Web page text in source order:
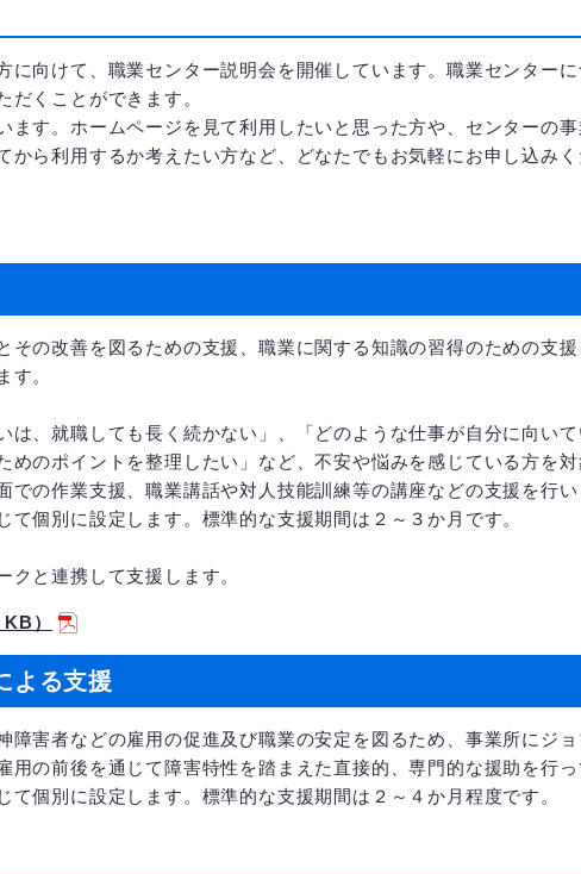
に向けて、職業センター説明会を開催しています。職業センター
くことができます。
ます。ホームページを見て利用したいと思った方や、センターの
から利用するか考えたい方など、どなたでもお気軽にお申し込み
その改善を図るための支援、職業に関する知識の習得のための支
す。
は、就職しても長く続かない」、「どのような仕事が自分に向い
めのポイントを整理したい」など、不安や悩みを感じている方を
での作業支援、職業講話や対人技能訓練等の講座などの支援を行
個別に設定します。標準的な支援期間は２～３か月です。
と連携して支援します。
）
よる支援
障害者などの雇用の促進及び職業の安定を図るため、事業所にジ
用の前後を通じて障害特性を踏まえた直接的、専門的な援助を行
個別に設定します。標準的な支援期間は２～４か月程度です。